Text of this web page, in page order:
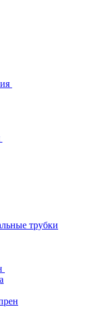
трубки